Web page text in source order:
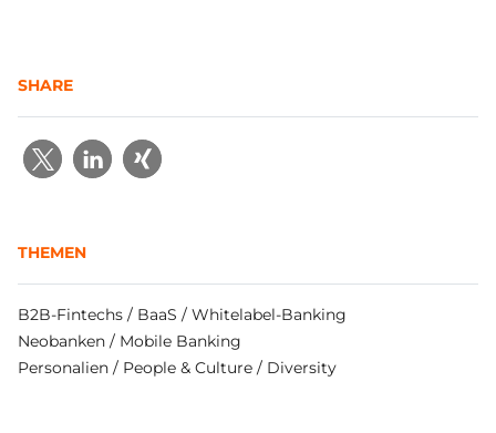
SHARE
THEMEN
B2B-Fintechs / BaaS / Whitelabel-Banking
Neobanken / Mobile Banking
Personalien / People & Culture / Diversity